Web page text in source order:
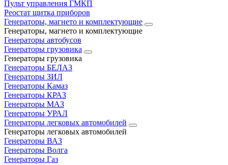
Пульт управления ГМКП
Реостат щитка приборов
Генераторы, магнето и комплектующие
Генераторы, магнето и комплектующие
Генераторы автобусов
Генераторы грузовика
Генераторы грузовика
Генераторы БЕЛАЗ
Генераторы ЗИЛ
Генераторы Камаз
Генераторы КРАЗ
Генераторы МАЗ
Генераторы УРАЛ
Генераторы легковых автомобилей
Генераторы легковых автомобилей
Генераторы ВАЗ
Генераторы Волга
Генераторы Газ